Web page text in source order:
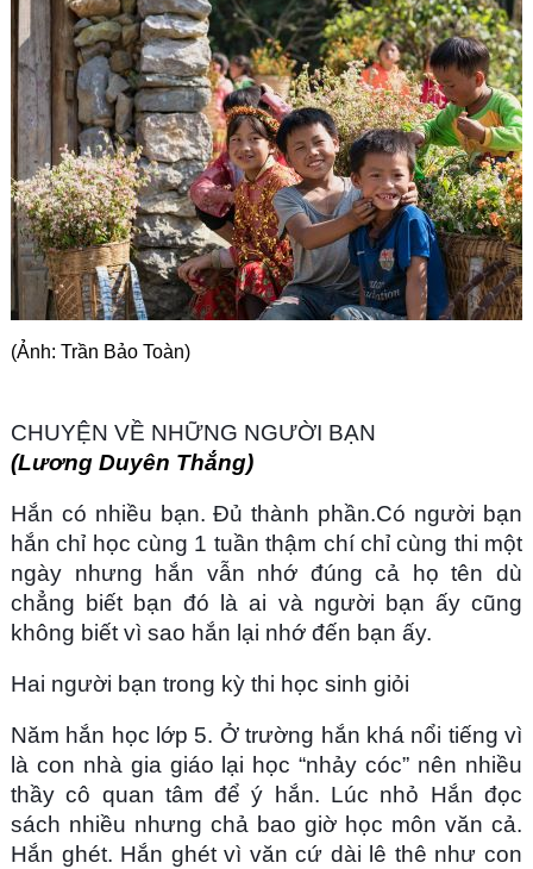
Góc chia sẻ
Liên hệ
Tìm kiếm
(Ảnh: Trần Bảo Toàn)
CHUYỆN VỀ NHỮNG NGƯỜI BẠN
(Lương Duyên Thắng)
Hắn có nhiều bạn. Đủ thành phần.Có người bạn
hắn chỉ học cùng 1 tuần thậm chí chỉ cùng thi một
ngày nhưng hắn vẫn nhớ đúng cả họ tên dù
chẳng biết bạn đó là ai và người bạn ấy cũng
không biết vì sao hắn lại nhớ đến bạn ấy.
Hai người bạn trong kỳ thi học sinh giỏi
Năm hắn học lớp 5. Ở trường hắn khá nổi tiếng vì
là con nhà gia giáo lại học “nhảy cóc” nên nhiều
thầy cô quan tâm để ý hắn. Lúc nhỏ Hắn đọc
sách nhiều nhưng chả bao giờ học môn văn cả.
Hắn ghét. Hắn ghét vì văn cứ dài lê thê như con